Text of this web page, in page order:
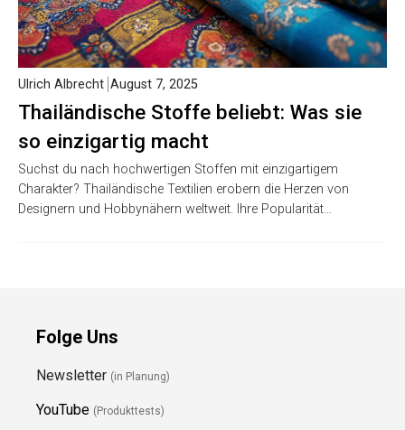
Thailändische Stoffe beliebt: Was sie
so einzigartig macht
Ulrich Albrecht August 7, 2025
Suchst du nach hochwertigen Stoffen mit einzigartigem
Charakter? Thailändische Textilien erobern die Herzen von
Designern und Hobbynähern weltweit. Ihre Popularität…
Folge Uns
Newsletter (in Planung)
YouTube (Produkttests)